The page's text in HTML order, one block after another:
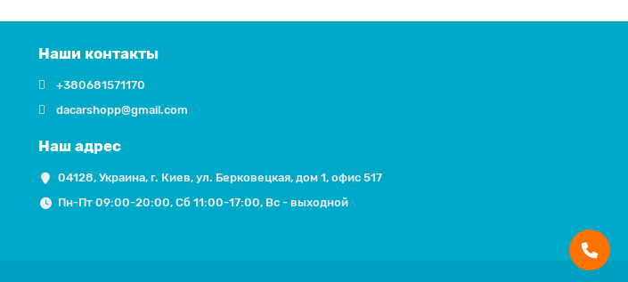
Наши контакты
+380681571170
dacarshopp@gmail.com
Наш адрес
04128, Украина, г. Киев, ул. Берковецкая, дом 1, офис 517
Пн-Пт 09:00-20:00, Сб 11:00-17:00, Вс - выходной